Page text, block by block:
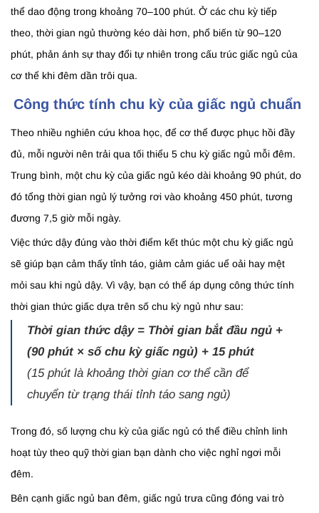
thể dao động trong khoảng 70–100 phút. Ở các chu kỳ tiếp
theo, thời gian ngủ thường kéo dài hơn, phổ biến từ 90–120
phút, phản ánh sự thay đổi tự nhiên trong cấu trúc giấc ngủ của
cơ thể khi đêm dần trôi qua.
Công thức tính chu kỳ của giấc ngủ chuẩn
Theo nhiều nghiên cứu khoa học, để cơ thể được phục hồi đầy
đủ, mỗi người nên trải qua tối thiểu 5 chu kỳ giấc ngủ mỗi đêm.
Trung bình, một chu kỳ của giấc ngủ kéo dài khoảng 90 phút, do
đó tổng thời gian ngủ lý tưởng rơi vào khoảng 450 phút, tương
đương 7,5 giờ mỗi ngày.
Việc thức dậy đúng vào thời điểm kết thúc một chu kỳ giấc ngủ
sẽ giúp bạn cảm thấy tỉnh táo, giảm cảm giác uể oải hay mệt
mỏi sau khi ngủ dậy. Vì vậy, bạn có thể áp dụng công thức tính
thời gian thức giấc dựa trên số chu kỳ ngủ như sau:
Thời gian thức dậy = Thời gian bắt đầu ngủ +
(90 phút × số chu kỳ giấc ngủ) + 15 phút
(15 phút là khoảng thời gian cơ thể cần để
chuyển từ trạng thái tỉnh táo sang ngủ)
Trong đó, số lượng chu kỳ của giấc ngủ có thể điều chỉnh linh
hoạt tùy theo quỹ thời gian bạn dành cho việc nghỉ ngơi mỗi
đêm.
Bên cạnh giấc ngủ ban đêm, giấc ngủ trưa cũng đóng vai trò